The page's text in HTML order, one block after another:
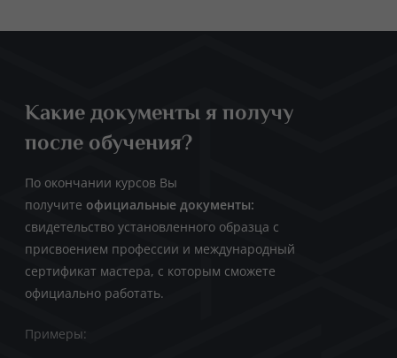
Какие документы я получу
после обучения?
По окончании курсов Вы
получите официальные документы:
свидетельство установленного образца с
присвоением профессии и международный
сертификат мастера, с которым сможете
официально работать.
Примеры: